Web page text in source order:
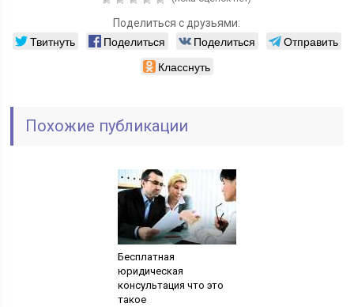
Поделиться с друзьями:
Твитнуть Поделиться Поделиться
Отправить
Класснуть
Похожие публикации
Бесплатная
юридическая
консультация что это
такое